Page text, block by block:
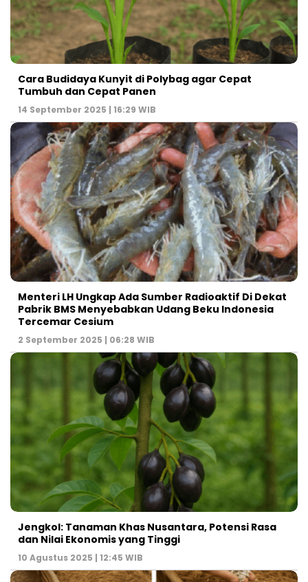
Cara Budidaya Kunyit di Polybag agar Cepat
Tumbuh dan Cepat Panen
14 September 2025 | 16:29 WIB
Menteri LH Ungkap Ada Sumber Radioaktif Di Dekat
Pabrik BMS Menyebabkan Udang Beku Indonesia
Tercemar Cesium
2 September 2025 | 06:28 WIB
Jengkol: Tanaman Khas Nusantara, Potensi Rasa
dan Nilai Ekonomis yang Tinggi
10 Agustus 2025 | 12:45 WIB